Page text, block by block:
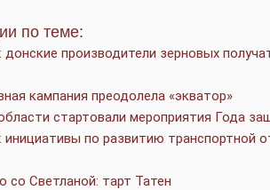
по теме:
производители зерновых
кампания преодолела «экватор»
стартовали мероприятия Года
по развитию транспортной
со Светланой: тарт Татен